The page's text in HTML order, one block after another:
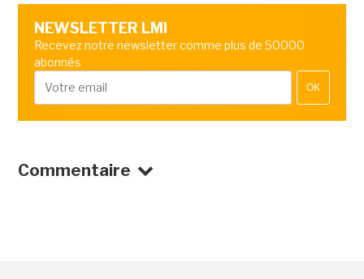
NEWSLETTER LMI
Recevez notre newsletter comme plus de 50000
abonnés
OK
Commentaire